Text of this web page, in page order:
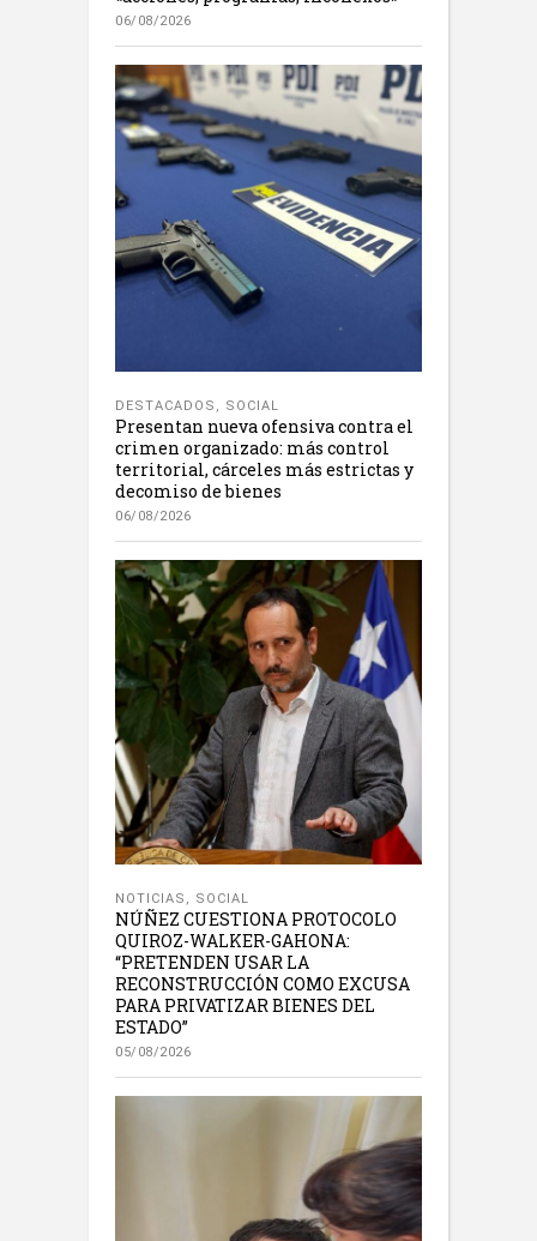
06/08/2026
DESTACADOS , SOCIAL
Presentan nueva ofensiva contra el
crimen organizado: más control
territorial, cárceles más estrictas y
decomiso de bienes
06/08/2026
NOTICIAS , SOCIAL
NÚÑEZ CUESTIONA PROTOCOLO
QUIROZ-WALKER-GAHONA:
“PRETENDEN USAR LA
RECONSTRUCCIÓN COMO EXCUSA
PARA PRIVATIZAR BIENES DEL
ESTADO”
05/08/2026